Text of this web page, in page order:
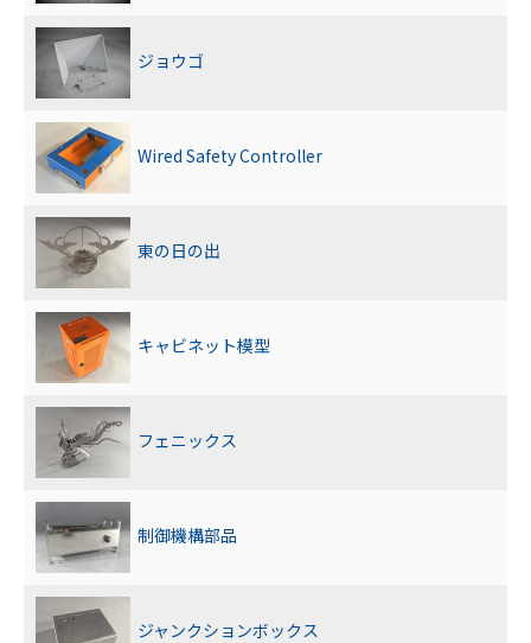
ジョウゴ
Wired Safety Controller
東の日の出
キャビネット模型
フェニックス
制御機構部品
ジャンクションボックス